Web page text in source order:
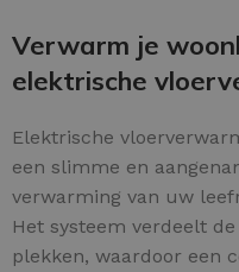
Verwarm je
elektrische
Elektrische
een slimme en
verwarming van uw
Het systeem verdeelt
plekken, waardoor een